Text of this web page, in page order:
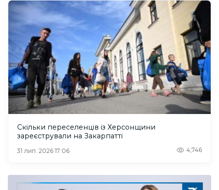
Скільки переселенців із Херсонщини
зареєстрували на Закарпатті
31 лип. 2026 17:06 4,746